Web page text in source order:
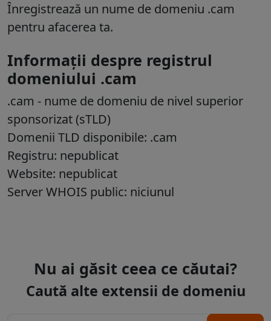
Înregistrează un nume de domeniu .cam
pentru afacerea ta.
Informații despre registrul
domeniului .cam
.cam - nume de domeniu de nivel superior
sponsorizat (sTLD)
Domenii TLD disponibile: .cam
Registru: nepublicat
Website: nepublicat
Server WHOIS public: niciunul
Nu ai găsit ceea ce căutai?
Caută alte extensii de domeniu